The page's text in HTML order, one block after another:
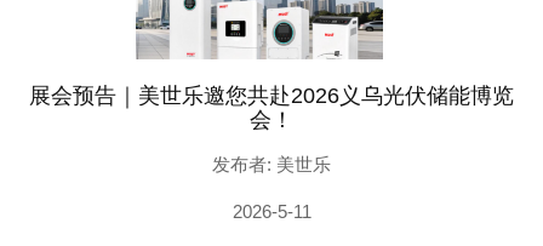
展会预告｜美世乐邀您共赴2026义乌光伏储能博览
会！
发布者: 美世乐
2026-5-11